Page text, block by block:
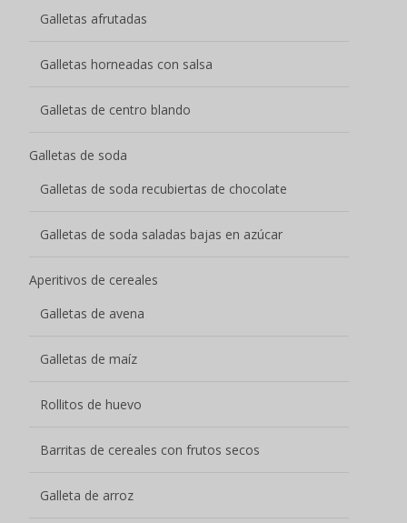
Galletas afrutadas
Galletas horneadas con salsa
Galletas de centro blando
Galletas de soda
Galletas de soda recubiertas de chocolate
Galletas de soda saladas bajas en azúcar
Aperitivos de cereales
Galletas de avena
Galletas de maíz
Rollitos de huevo
Barritas de cereales con frutos secos
Galleta de arroz